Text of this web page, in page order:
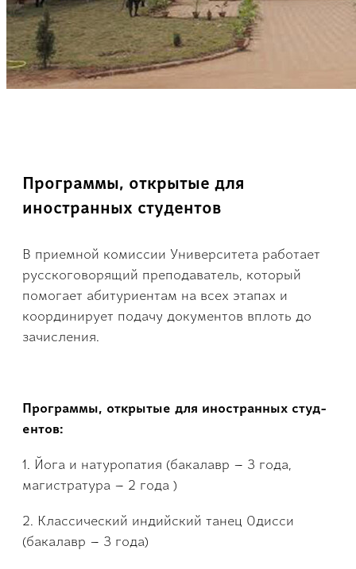
Программы, открытые для
иностранных студентов
В приемной комиссии Университета работает
русскоговорящий пр­еподаватель, который
помогает абитуриентам на всех этапах и
координи­рует подачу документов вплоть до
зачисления.
Программы, открытые для иностранных студ­
ентов:
1. Йога и натуропатия (бакалавр – 3 года,
магистратура – 2 года )
2. Классический инди­йский танец Одисси
(бакалавр – 3 года)